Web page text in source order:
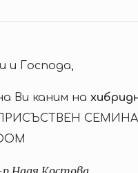
и Господа,
Ви каним на